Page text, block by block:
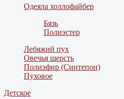
Одеяла холлофайбер
Бязь
Полиэстер
Лебяжий пух
Овечья шерсть
Полиэфир (Синтепон)
Пуховое
Детское